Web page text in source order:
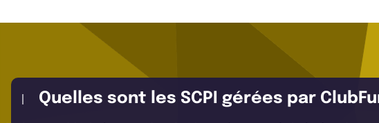
Quelles sont les SCPI gérées par